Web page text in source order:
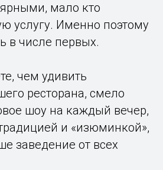
мало кто
услугу. Именно поэтому
в числе первых.
чем удивить
ресторана, смело
шоу на каждый вечер,
и «изюминкой»,
заведение от всех